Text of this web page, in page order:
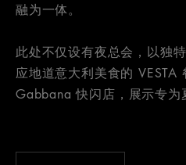
融为一体。
此处不仅设有夜总会，以独
应地道意大利美食的
Gabbana 快闪店，展示专为